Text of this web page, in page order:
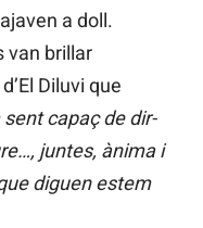
a doll.
van brillar
Diluvi que
capaç de dir-
juntes, ànima i
diguen estem